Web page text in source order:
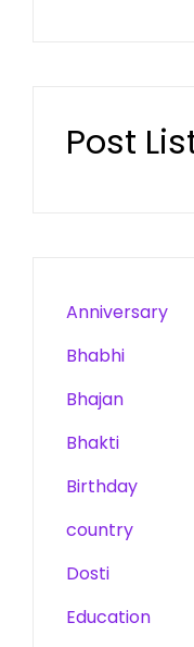
Post
Anniversary
Bhabhi
Bhajan
Bhakti
Birthday
country
Dosti
Education